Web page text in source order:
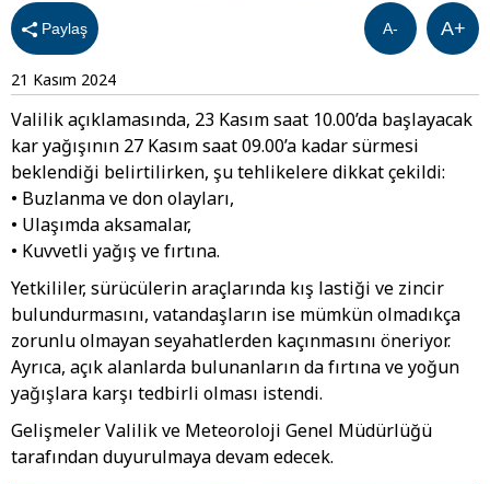
Paylaş A+
A-
21 Kasım 2024
Valilik açıklamasında, 23 Kasım saat 10.00’da başlayacak
kar yağışının 27 Kasım saat 09.00’a kadar sürmesi
beklendiği belirtilirken, şu tehlikelere dikkat çekildi:
• Buzlanma ve don olayları,
• Ulaşımda aksamalar,
• Kuvvetli yağış ve fırtına.
Yetkililer, sürücülerin araçlarında kış lastiği ve zincir
bulundurmasını, vatandaşların ise mümkün olmadıkça
zorunlu olmayan seyahatlerden kaçınmasını öneriyor.
Ayrıca, açık alanlarda bulunanların da fırtına ve yoğun
yağışlara karşı tedbirli olması istendi.
Gelişmeler Valilik ve Meteoroloji Genel Müdürlüğü
tarafından duyurulmaya devam edecek.